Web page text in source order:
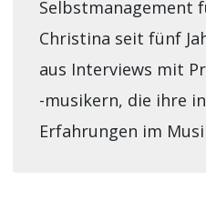
Selbstmanagement
Christina seit fünf
aus Interviews mit
-musikern, die ihre
Erfahrungen im